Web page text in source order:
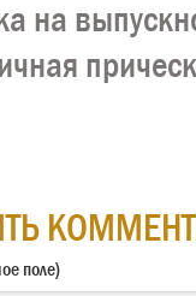
на
поле)